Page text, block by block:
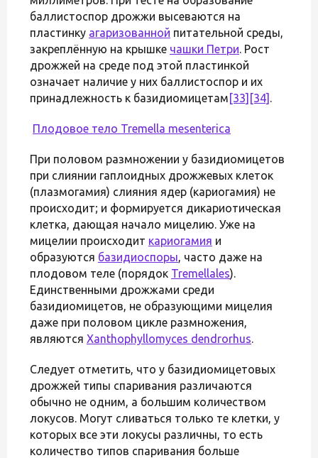
баллистоспор дрожжи высеваются на
пластинку агаризованной питательной среды,
закреплённую на крышке чашки Петри. Рост
дрожжей на среде под этой пластинкой
означает наличие у них баллистоспор и их
принадлежность к базидиомицетам [33] [34] .
Плодовое тело Tremella mesenterica
При половом размножении у базидиомицетов
при слиянии гаплоидных дрожжевых клеток
(плазмогамия) слияния ядер (кариогамия) не
происходит; и формируется дикариотическая
клетка, дающая начало мицелию. Уже на
мицелии происходит кариогамия и
образуются базидиоспоры, часто даже на
плодовом теле (порядок Tremellales).
Единственными дрожжами среди
базидиомицетов, не образующими мицелия
даже при половом цикле размножения,
являются Xanthophyllomyces dendrorhus.
Следует отметить, что у базидиомицетовых
дрожжей типы спаривания различаются
обычно не одним, а большим количеством
локусов. Могут сливаться только те клетки, у
которых все эти локусы различны, то есть
количество типов спаривания больше